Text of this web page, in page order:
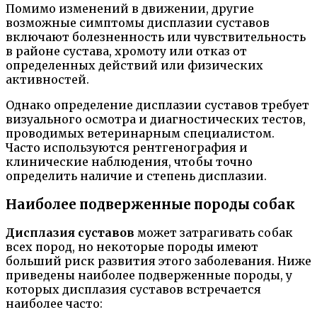
Помимо изменений в движении, другие
возможные симптомы дисплазии суставов
включают болезненность или чувствительность
в районе сустава, хромоту или отказ от
определенных действий или физических
активностей.
Однако определение дисплазии суставов требует
визуального осмотра и диагностических тестов,
проводимых ветеринарным специалистом.
Часто используются рентгенография и
клинические наблюдения, чтобы точно
определить наличие и степень дисплазии.
Наиболее подверженные породы собак
Дисплазия суставов может затрагивать собак
всех пород, но некоторые породы имеют
больший риск развития этого заболевания. Ниже
приведены наиболее подверженные породы, у
которых дисплазия суставов встречается
наиболее часто: